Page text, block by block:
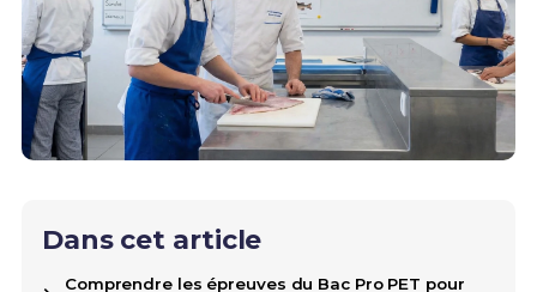
Dans cet article
Comprendre les épreuves du Bac Pro PET pour